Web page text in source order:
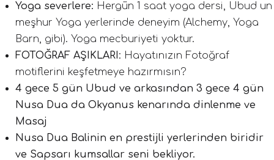
Yoga severlere: Hergün 1 saat yoga dersi, Ubud un
meşhur Yoga yerlerinde deneyim (Alchemy, Yoga
Barn, gibi). Yoga mecburiyeti yoktur.
FOTOĞRAF AŞIKLARI: Hayatınızın Fotoğraf
motiflerini keşfetmeye hazırmısın?
4 gece 5 gün Ubud ve arkasından 3 gece 4 gün
Nusa Dua da Okyanus kenarında dinlenme ve
Masaj
Nusa Dua Balinin en prestijli yerlerinden biridir
ve Sapsarı kumsallar seni bekliyor.